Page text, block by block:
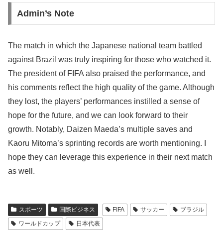
Admin’s Note
The match in which the Japanese national team battled
against Brazil was truly inspiring for those who watched it.
The president of FIFA also praised the performance, and
his comments reflect the high quality of the game. Although
they lost, the players’ performances instilled a sense of
hope for the future, and we can look forward to their
growth. Notably, Daizen Maeda’s multiple saves and
Kaoru Mitoma’s sprinting records are worth mentioning. I
hope they can leverage this experience in their next match
as well.
スポーツ 国際ビジネス FIFA サッカー
ブラジル
ワールドカップ
日本代表